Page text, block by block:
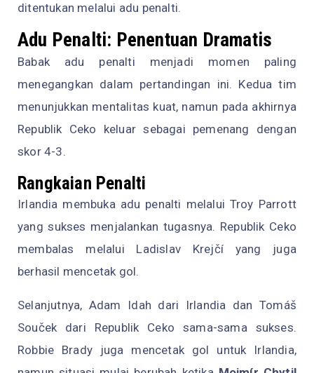
ditentukan melalui adu penalti.
Adu Penalti: Penentuan Dramatis
Babak adu penalti menjadi momen paling
menegangkan dalam pertandingan ini. Kedua tim
menunjukkan mentalitas kuat, namun pada akhirnya
Republik Ceko keluar sebagai pemenang dengan
skor 4-3.
Rangkaian Penalti
Irlandia membuka adu penalti melalui Troy Parrott
yang sukses menjalankan tugasnya. Republik Ceko
membalas melalui Ladislav Krejčí yang juga
berhasil mencetak gol.
Selanjutnya, Adam Idah dari Irlandia dan Tomáš
Souček dari Republik Ceko sama-sama sukses.
Robbie Brady juga mencetak gol untuk Irlandia,